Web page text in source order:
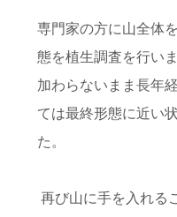
専門家の方に山全体
態を植生調査を行い
加わらないまま長年
ては最終形態に近い
た。
再び山に手を入れる